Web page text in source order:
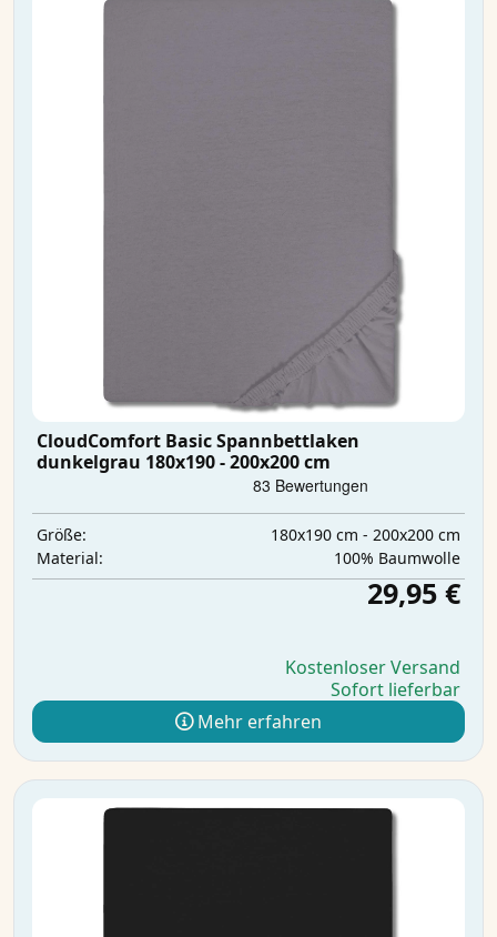
CloudComfort Basic Spannbettlaken
dunkelgrau 180x190 - 200x200 cm
Größe:
180x190 cm - 200x200 cm
Material:
100% Baumwolle
29,95 €
Kostenloser Versand
Sofort lieferbar
Mehr erfahren